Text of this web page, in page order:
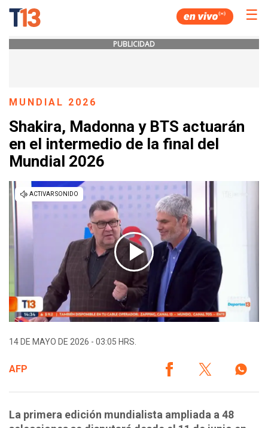
☰
PUBLICIDAD
MUNDIAL 2026
Shakira, Madonna y BTS actuarán
en el intermedio de la final del
Mundial 2026
14 DE MAYO DE 2026 - 03:05 HRS.
AFP
La primera edición mundialista ampliada a 48